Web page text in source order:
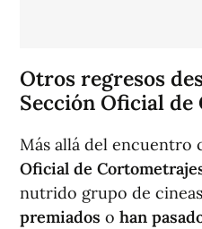
Otros regresos
Sección Oficial
Más allá del encuentro
Oficial de
nutrido grupo de
premiados o han